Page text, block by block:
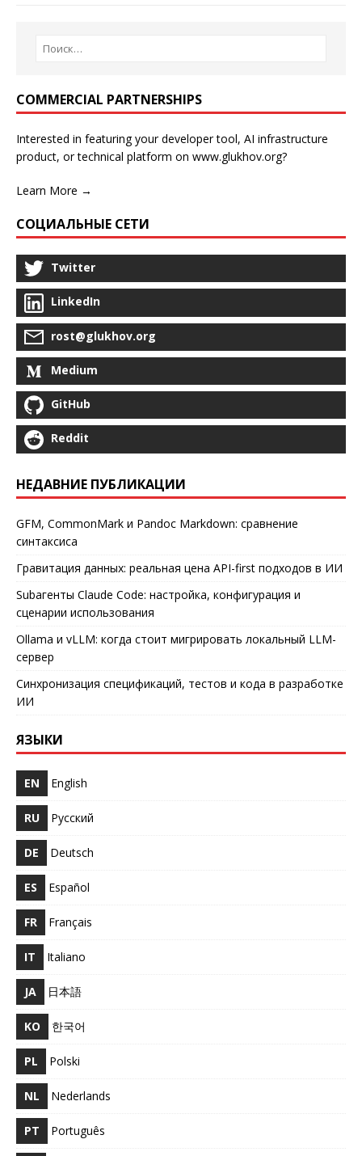
COMMERCIAL PARTNERSHIPS
Interested in featuring your developer tool, AI infrastructure
product, or technical platform on www.glukhov.org?
Learn More →
СОЦИАЛЬНЫЕ СЕТИ
Twitter
LinkedIn
rost@glukhov.org
Medium
GitHub
Reddit
НЕДАВНИЕ ПУБЛИКАЦИИ
GFM, CommonMark и Pandoc Markdown: сравнение
синтаксиса
Гравитация данных: реальная цена API-first подходов в ИИ
Subагенты Claude Code: настройка, конфигурация и
сценарии использования
Ollama и vLLM: когда стоит мигрировать локальный LLM-
сервер
Синхронизация спецификаций, тестов и кода в разработке
ИИ
ЯЗЫКИ
EN English
RU Русский
DE Deutsch
ES Español
FR Français
IT Italiano
JA 日本語
KO 한국어
PL Polski
NL Nederlands
PT Português